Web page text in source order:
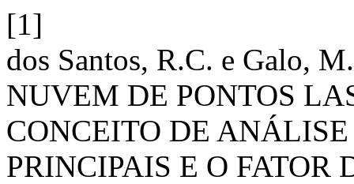
[1]
dos Santos, R.C. e Galo,
NUVEM DE PONTOS
CONCEITO DE
PRINCIPAIS E O